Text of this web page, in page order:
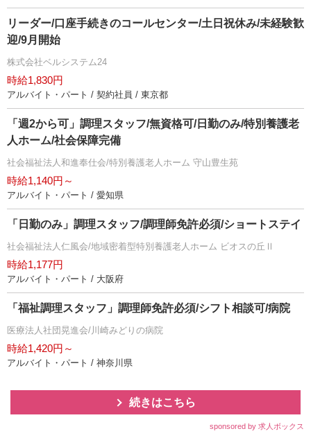
リーダー/口座手続きのコールセンター/土日祝休み/未経験歓
迎/9月開始
株式会社ベルシステム24
時給1,830円
アルバイト・パート / 契約社員 / 東京都
「週2から可」調理スタッフ/無資格可/日勤のみ/特別養護老
人ホーム/社会保障完備
社会福祉法人和進奉仕会/特別養護老人ホーム 守山豊生苑
時給1,140円～
アルバイト・パート / 愛知県
「日勤のみ」調理スタッフ/調理師免許必須/ショートステイ
社会福祉法人仁風会/地域密着型特別養護老人ホーム ビオスの丘Ⅱ
時給1,177円
アルバイト・パート / 大阪府
「福祉調理スタッフ」調理師免許必須/シフト相談可/病院
医療法人社団晃進会/川崎みどりの病院
時給1,420円～
アルバイト・パート / 神奈川県
続きはこちら
sponsored by 求人ボックス